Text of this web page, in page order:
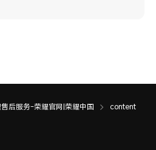
后服务-荣耀官网|荣耀中国 content